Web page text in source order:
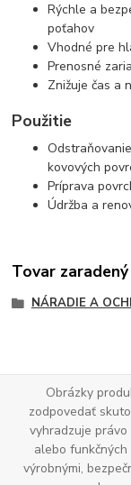
Rýchle a
poťahov
Vhodné pre
Prenosné
Znižuje čas a
Použitie
kovových
Príprava
Údržba a
Tovar
NÁRADIE A
Obrázky
zodpovedať
vyhradzuje
alebo
výrobnými,